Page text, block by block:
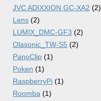
JVC ADIXXION GC-XA2 (2)
Lens (2)
LUMIX_DMC-GF3 (2)
Olasonic_TW-S5 (2)
PanoClip (1)
Poken (1)
RaspberryPi (1)
Roomba (1)